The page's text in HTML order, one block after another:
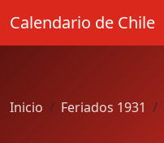
Calendario de Chile
Inicio Feriados 1931